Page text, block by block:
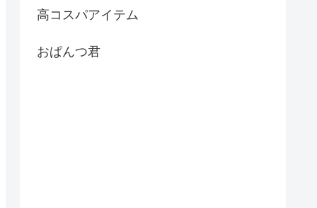
高コスパアイテム
おぱんつ君